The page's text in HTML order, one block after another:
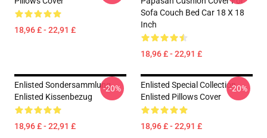
18,96 £ - 22,91 £
Sofa Couch Bed Car 18 X 18
Inch
18,96 £ - 22,91 £
Enlisted Sondersammlung
Enlisted Kissenbezug
18,96 £ - 22,91 £
-20%
Enlisted Special Collection
Enlisted Pillows Cover
18,96 £ - 22,91 £
-20%